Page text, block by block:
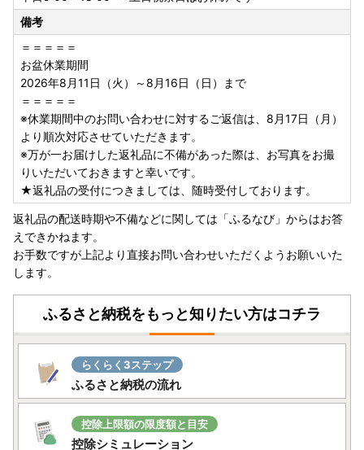
※休業期間中のお問い合わせに対するご返信は、8月17日
（月）より順次対応させていただきます。
撮りいただいておきますと幸いです。
備考
＝＝＝＝＝
お盆休業期間
2026年8月11日（火）～8月16日（日）まで
＝＝＝＝＝
※休業期間中のお問い合わせに対するご返信は、8月17日（月）
より順次対応させていただきます。
※万が一お届けした返礼品に不備があった際は、お写真をお撮
りいただいておきますと幸いです。
★返礼品の受付につきましては、随時受付しております。
返礼品の配送時期や不備などに関しては「ふるなび」からはお答
えできかねます。
お手数ですが上記より直接お問い合わせいただくようお願いいた
します。
ふるさと納税をもっと知りたい方はコチラ
らくらく3ステップ
ふるさと納税の流れ
控除上限額の限度額と目安
控除シミュレーション